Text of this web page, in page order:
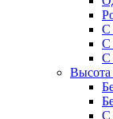
С
С
С
Высота
С